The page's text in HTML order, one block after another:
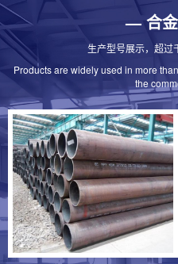
— 合
生产型号展示，超过
Products are widely used in more
the
嘉峪关15crmo合金钢管
15crmo合金钢管是具有
蚀性的高温合金钢管，
嘉峪关12cr1mov合金
12cr1mov合金管因具备
应用于发电、石油化工、
嘉峪关35crmo合金钢
35crmo合金钢管广泛应